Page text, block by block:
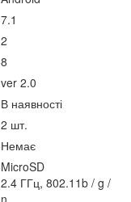
7.1
2
8
ver 2.0
В наявності
2 шт.
Немає
MicroSD
2.4 ГГц, 802.11b / g /
n